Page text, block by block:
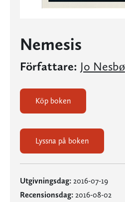
Nemesis
Författare: Jo Nesbø
Köp boken
Lyssna på boken
Utgivningsdag: 2016-07-19
Recensionsdag: 2016-08-02